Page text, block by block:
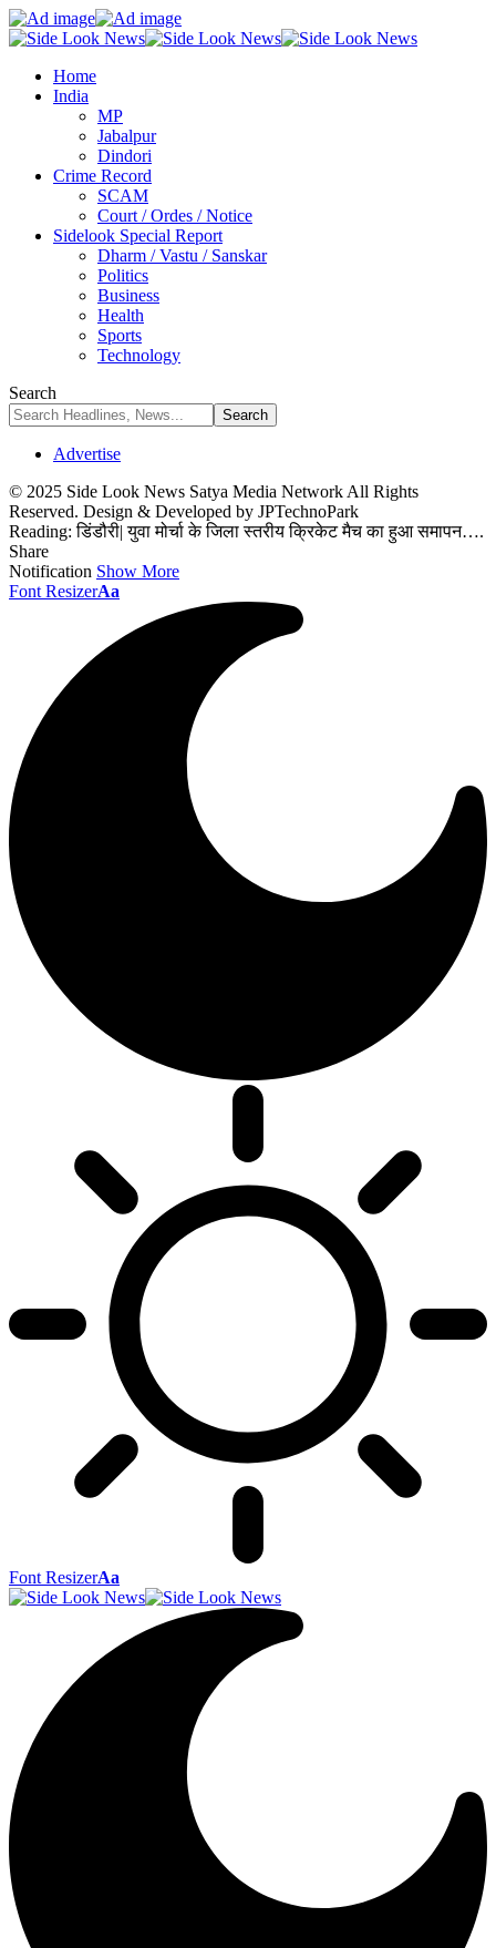
Home
India
MP
Jabalpur
Dindori
Crime Record
SCAM
Court / Ordes / Notice
Sidelook Special Report
Dharm / Vastu / Sanskar
Politics
Business
Health
Sports
Technology
Search
Advertise
© 2025 Side Look News Satya Media Network All Rights
Reserved. Design & Developed by JPTechnoPark
Reading: डिंडौरी| युवा मोर्चा के जिला स्तरीय क्रिकेट मैच का हुआ समापन….
Share
Notification Show More
Font ResizerAa
Font ResizerAa